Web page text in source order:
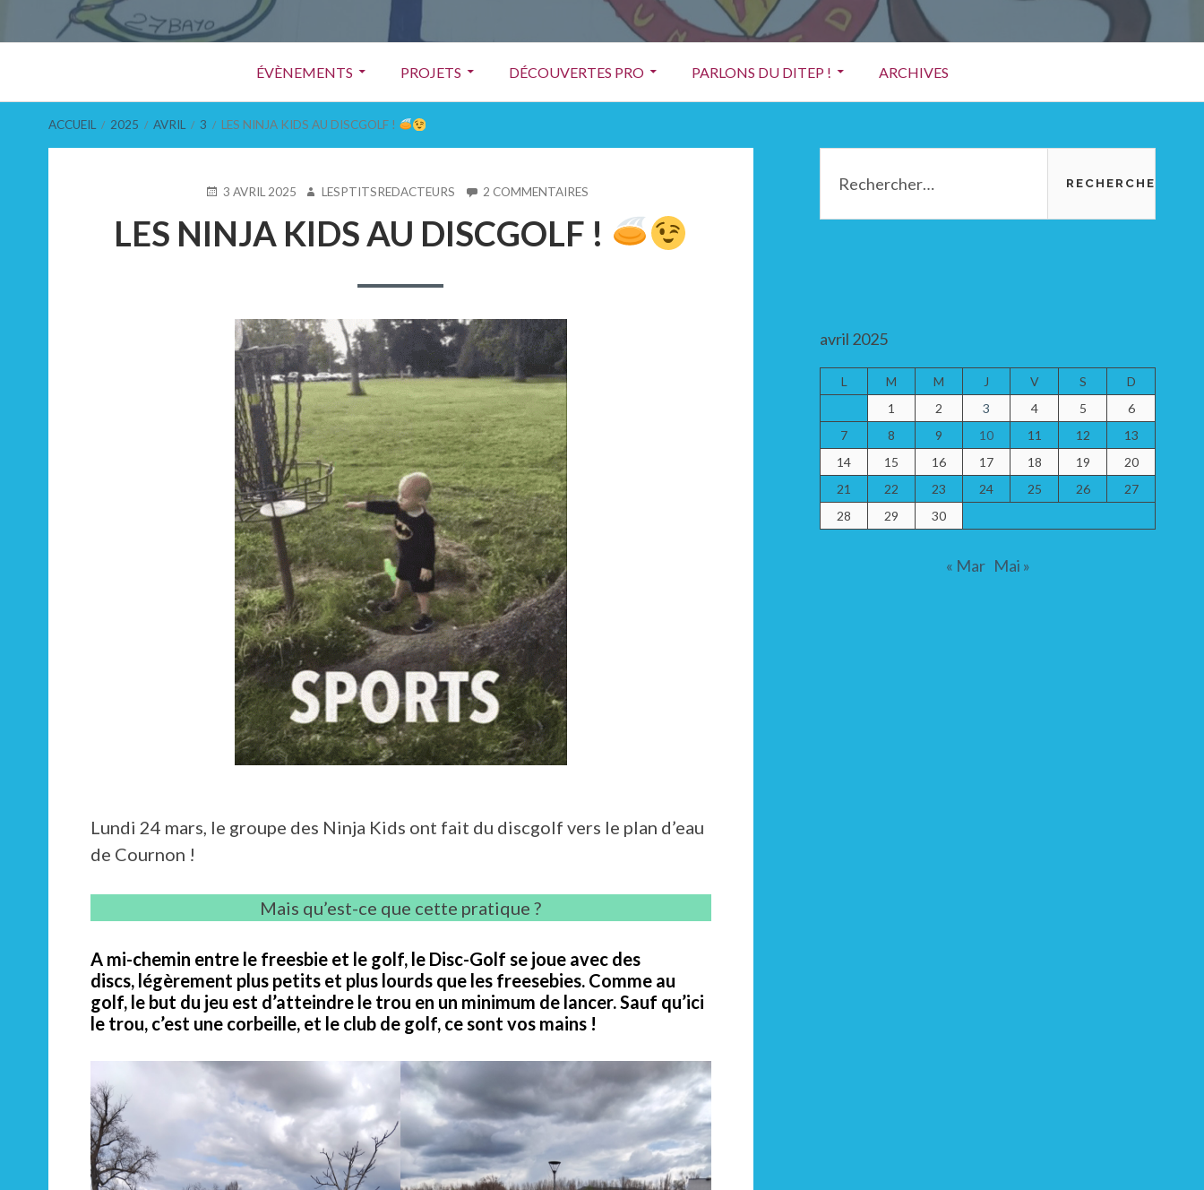
principal
ÉVÈNEMENTS PROJETS DÉCOUVERTES PRO PARLONS DU DITEP ! ARCHIVES
FIL
ACCUEIL 2025 AVRIL 3 LES NINJA KIDS AU DISCGOLF !
PUBLIÉ
3 AVRIL 2025 AUTEUR
LESPTITSREDACTEURS 2 COMMENTAIRES
NINJA
KIDS
LES NINJA KIDS AU DISCGOLF !
Lundi 24 mars, le groupe des Ninja Kids ont fait du discgolf vers le plan d’eau
de Cournon !
Mais qu’est-ce que cette pratique ?
A mi-chemin entre le freesbie et le golf, le Disc-Golf se joue avec des
discs, légèrement plus petits et plus lourds que les freesebies. Comme au
golf, le but du jeu est d’atteindre le trou en un minimum de lancer. Sauf qu’ici
le trou, c’est une corbeille, et le club de golf, ce sont vos mains !
latérale
principale
avril 2025
L M M J V S
D
1
2 3 4 5
6
7
8 9 10 11 12
13
14
15 16 17 18 19
20
21
22 23 24 25 26
27
28
29 30
« Mar Mai »